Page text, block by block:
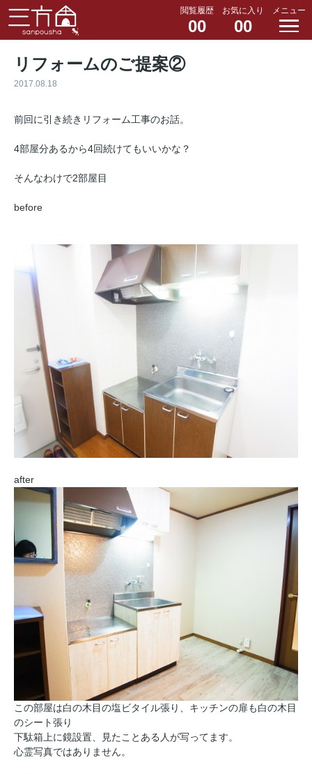
閲覧履歴
00
お気に入り
00
メニュー
リフォームのご提案②
2017.08.18
前回に引き続きリフォーム工事のお話。
4部屋分あるから4回続けてもいいかな？
そんなわけで2部屋目
before
after
この部屋は白の木目の塩ビタイル張り、キッチンの扉も白の木目
のシート張り
下駄箱上に鏡設置、見たことある人が写ってます。
心霊写真ではありません。